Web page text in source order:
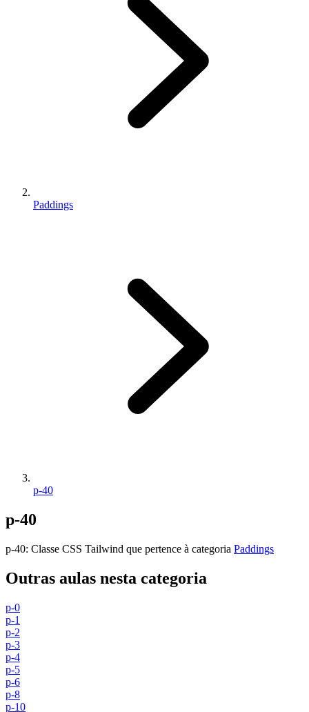
Paddings
p-40
p-40
p-40: Classe CSS Tailwind que pertence à categoria Paddings
Outras aulas nesta categoria
p-0
p-1
p-2
p-3
p-4
p-5
p-6
p-8
p-10